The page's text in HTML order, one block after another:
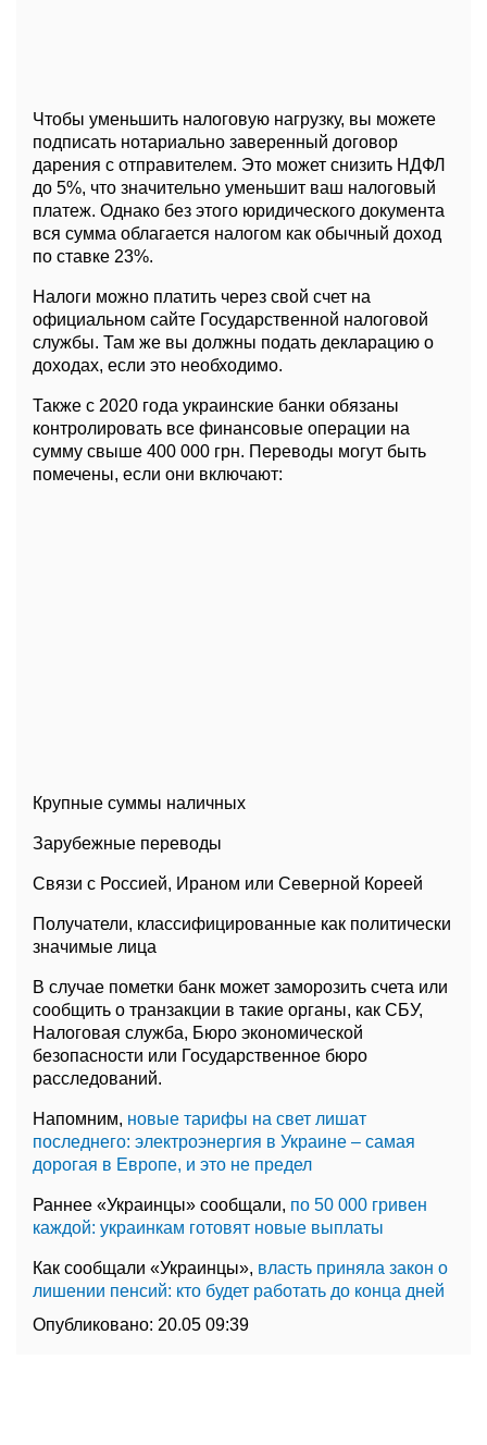
Чтобы уменьшить налоговую нагрузку, вы можете
подписать нотариально заверенный договор
дарения с отправителем. Это может снизить НДФЛ
до 5%, что значительно уменьшит ваш налоговый
платеж. Однако без этого юридического документа
вся сумма облагается налогом как обычный доход
по ставке 23%.
Налоги можно платить через свой счет на
официальном сайте Государственной налоговой
службы. Там же вы должны подать декларацию о
доходах, если это необходимо.
Также с 2020 года украинские банки обязаны
контролировать все финансовые операции на
сумму свыше 400 000 грн. Переводы могут быть
помечены, если они включают:
Крупные суммы наличных
Зарубежные переводы
Связи с Россией, Ираном или Северной Кореей
Получатели, классифицированные как политически
значимые лица
В случае пометки банк может заморозить счета или
сообщить о транзакции в такие органы, как СБУ,
Налоговая служба, Бюро экономической
безопасности или Государственное бюро
расследований.
Напомним, новые тарифы на свет лишат
последнего: электроэнергия в Украине – самая
дорогая в Европе, и это не предел
Раннее «Украинцы» сообщали, по 50 000 гривен
каждой: украинкам готовят новые выплаты
Как сообщали «Украинцы», власть приняла закон о
лишении пенсий: кто будет работать до конца дней
Опубликовано: 20.05 09:39